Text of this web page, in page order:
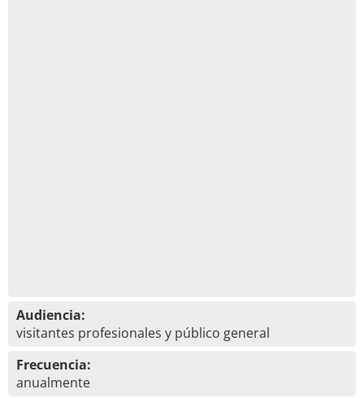
Audiencia:
visitantes profesionales y público general
Frecuencia:
anualmente